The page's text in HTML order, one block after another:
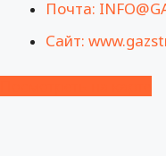
Почта:
Сайт: